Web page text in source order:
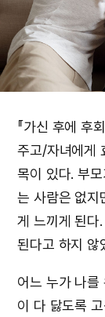
『가신 후에 후
주고/자녀에게
목이 있다. 부
는 사람은 없지
게 느끼게 된다
된다고 하지 않
어느 누가 나를
이 다 닳도록